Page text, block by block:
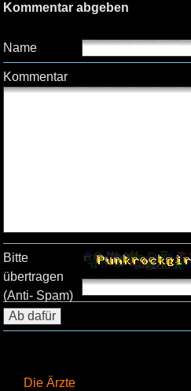
Die Ärzte
Kommentar abgeben
Name
Kommentar
Bitte
übertragen
(Anti- Spam)